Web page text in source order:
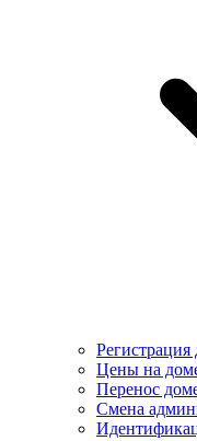
Регистрация
Цены на
Перенос
Смена